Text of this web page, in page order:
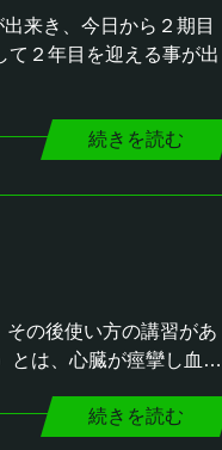
来き、今日から２期目
て２年目を迎える事が出
続きを読む
の後使い方の講習があ
とは、心臓が痙攣し血…
続きを読む